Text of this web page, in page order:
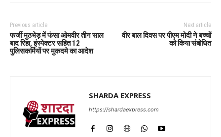
Previous article
फर्जी मुठभेड़ में फंसा ओमवीर तीन साल
बाद रिहा, इंस्पेक्टर सहित 12
पुलिसकर्मियों पर मुकदमे का आदेश
Next article
वीर बाल दिवस पर पीएम मोदी ने बच्चों
को किया संबोधित
SHARDA EXPRESS
https://shardaexpress.com